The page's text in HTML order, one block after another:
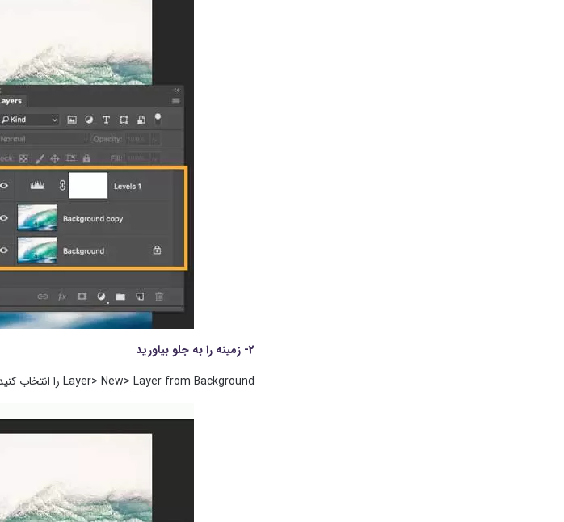
2- زمینه را به جلو بیاورید
Layer> New> Layer from Background را انتخاب کنید و در کادر گفتگویی که ظاهر می شود ، OK را کلیک کنید. این مرحله تنظیم رنگ حاشیه را آسان می کند.